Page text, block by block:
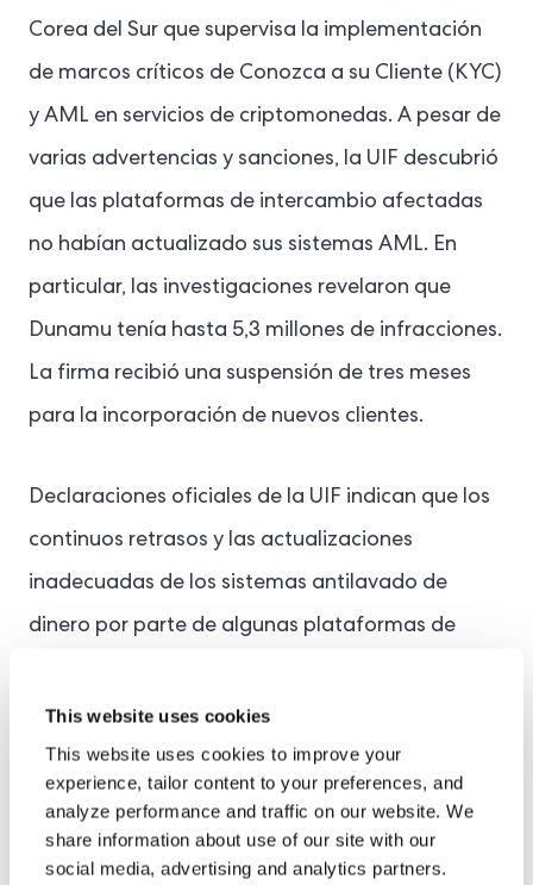
This website uses cookies
This website uses cookies to improve your
experience, tailor content to your preferences, and
analyze performance and traffic on our website. We
share information about use of our site with our
social media, advertising and analytics partners.
Corea del Sur que supervisa la implementación
de marcos críticos de Conozca a su Cliente (KYC)
y AML en servicios de criptomonedas. A pesar de
varias advertencias y sanciones, la UIF descubrió
que las plataformas de intercambio afectadas
no habían actualizado sus sistemas AML. En
particular, las investigaciones revelaron que
Dunamu tenía hasta 5,3 millones de infracciones.
La firma recibió una suspensión de tres meses
para la incorporación de nuevos clientes.
Declaraciones oficiales de la UIF indican que los
continuos retrasos y las actualizaciones
inadecuadas de los sistemas antilavado de
dinero por parte de algunas plataformas de
sustituir las advertencias por medidas punitivas.
Los proveedores de servicios de pago virtuales
(VASP) en Corea del Sur están sintiendo la
presión, y los participantes más débiles se